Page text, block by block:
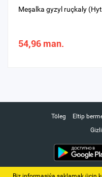
Meşalka gyzyl ruçkaly
54,96 man.
Töleg Eltip